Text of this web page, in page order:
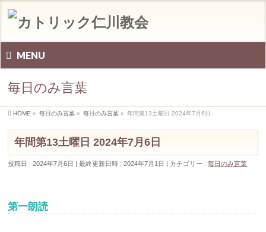
MENU
毎日のみ言葉
HOME » 毎日のみ言葉 » 毎日のみ言葉 » 年間第13土曜日 2024年7月6日
年間第13土曜日 2024年7月6日
投稿日 : 2024年7月6日 最終更新日時 : 2024年7月1日 カテゴリー :毎日のみ言葉
第一朗読